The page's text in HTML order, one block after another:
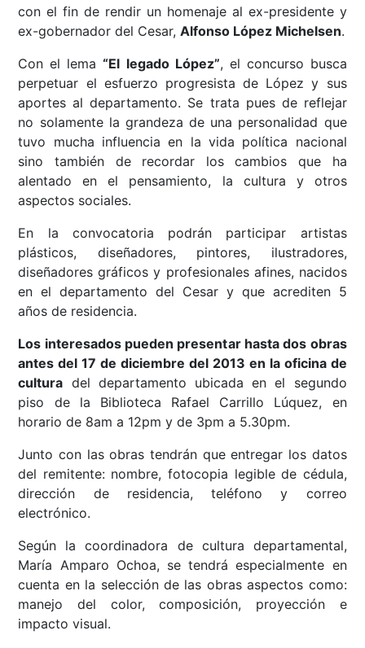
con el fin de rendir un homenaje al ex-presidente y
ex-gobernador del Cesar,Alfonso López Michelsen.
Con el lema“El legado López”, el concurso busca
perpetuar el esfuerzo progresista de López y sus
aportes al departamento. Se trata pues de reflejar
no solamente la grandeza de una personalidad que
tuvo mucha influencia en la vida política nacional
sino también de recordar los cambios que ha
alentado en el pensamiento, la cultura y otros
aspectos sociales.
En la convocatoria podrán participar artistas
plásticos, diseñadores, pintores, ilustradores,
diseñadores gráficos y profesionales afines, nacidos
en el departamento del Cesar y que acrediten 5
años de residencia.
Los interesados pueden presentar hasta dos obras
antes del 17 de diciembre del 2013 en la oficina de
cultura del departamento ubicada en el segundo
piso de la Biblioteca Rafael Carrillo Lúquez, en
horario de 8am a 12pm y de 3pm a 5.30pm.
Junto con las obras tendrán que entregar los datos
del remitente: nombre, fotocopia legible de cédula,
dirección de residencia, teléfono y correo
electrónico.
Según la coordinadora de cultura departamental,
María Amparo Ochoa, se tendrá especialmente en
cuenta en la selección de las obras aspectos como:
manejo del color, composición, proyección e
impacto visual.